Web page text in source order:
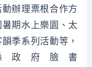
辦理票根合作方
期水上樂園、太
季系列活動等，
政府臉書